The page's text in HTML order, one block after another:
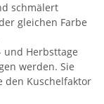
schmälert
gleichen Farbe
und Herbsttage
werden. Sie
den Kuschelfaktor